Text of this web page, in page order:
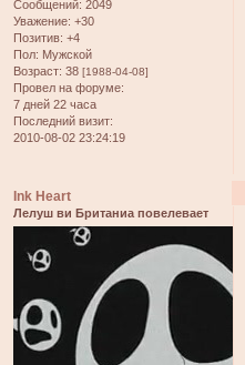
Сообщений: 2049
Уважение: +30
Позитив: +4
Пол: Мужской
Возраст: 38 [1988-04-08]
Провел на форуме:
7 дней 22 часа
Последний визит:
2010-08-02 23:24:19
Ink Heart
Лелуш ви Британиа повелевает